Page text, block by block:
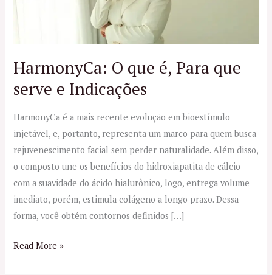
HarmonyCa: O que é, Para que
serve e Indicações
HarmonyCa é a mais recente evolução em bioestímulo
injetável, e, portanto, representa um marco para quem busca
rejuvenescimento facial sem perder naturalidade. Além disso,
o composto une os benefícios do hidroxiapatita de cálcio
com a suavidade do ácido hialurônico, logo, entrega volume
imediato, porém, estimula colágeno a longo prazo. Dessa
forma, você obtém contornos definidos […]
Indicações
Read More »